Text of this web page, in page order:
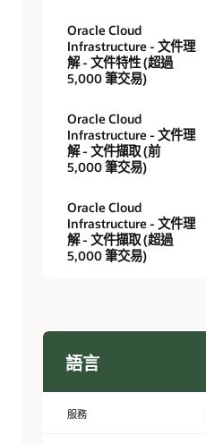
Oracle Cloud
Infrastructure - 文件理
解 - 文件特性 (超過
5,000 筆交易)
Oracle Cloud
Infrastructure - 文件理
解 - 文件擷取 (前
5,000 筆交易)
Oracle Cloud
Infrastructure - 文件理
解 - 文件擷取 (超過
5,000 筆交易)
語言
服務